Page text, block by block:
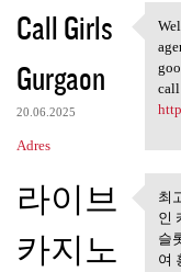
Call Girls
Gurgaon
20.06.2025
Adres
라이브
카지노
최
최
인
슬
여